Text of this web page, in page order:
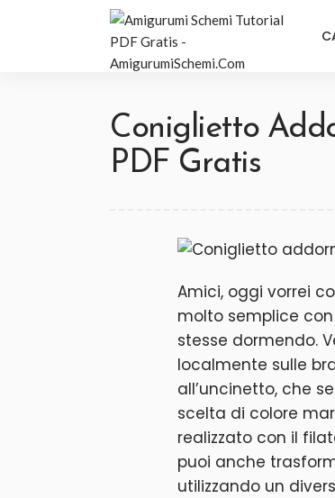
Coniglietto
PDF Gratis
Amici, oggi vorrei
molto semplice
stesse dormendo.
localmente sulle
all’uncinetto, che
scelta di colore
realizzato con il
puoi anche
utilizzando un